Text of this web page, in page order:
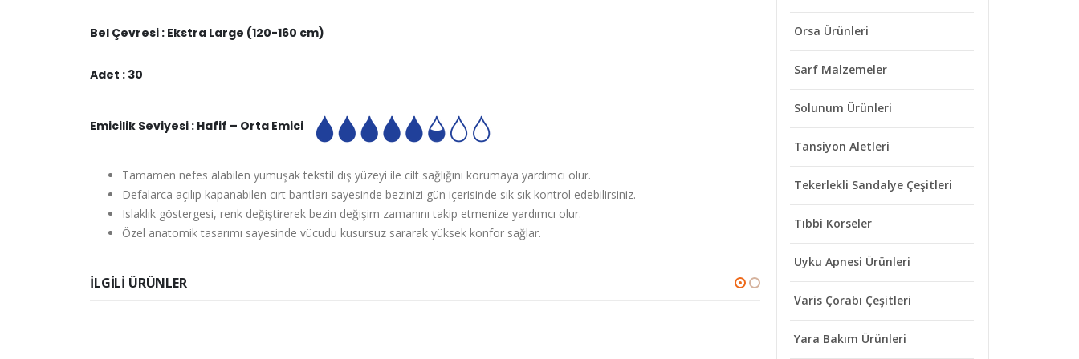
Bel Çevresi : Ekstra Large (120-160 cm)
Adet : 30
Emicilik Seviyesi : Hafif – Orta Emici
Tamamen nefes alabilen yumuşak tekstil dış yüzeyi ile cilt sağlığını korumaya yardımcı olur.
Defalarca açılıp kapanabilen cırt bantları sayesinde bezinizi gün içerisinde sık sık kontrol edebilirsiniz.
Islaklık göstergesi, renk değiştirerek bezin değişim zamanını takip etmenize yardımcı olur.
Özel anatomik tasarımı sayesinde vücudu kusursuz sararak yüksek konfor sağlar.
ILGILI ÜRÜNLER
Orsa Ürünleri
Sarf Malzemeler
Solunum Ürünleri
Tansiyon Aletleri
Tekerlekli Sandalye Çeşitleri
Tıbbi Korseler
Uyku Apnesi Ürünleri
Varis Çorabı Çeşitleri
Yara Bakım Ürünleri